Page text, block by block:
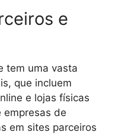
e
tem uma vasta
que incluem
e lojas físicas
empresas de
em sites parceiros